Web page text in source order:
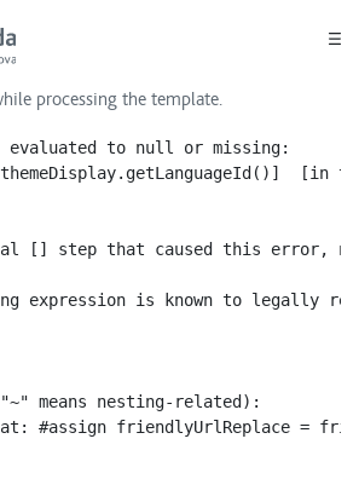
processing the template.
evaluated to null or missing:
[in
[] step that caused this error,
is known to legally refer
means nesting-related):